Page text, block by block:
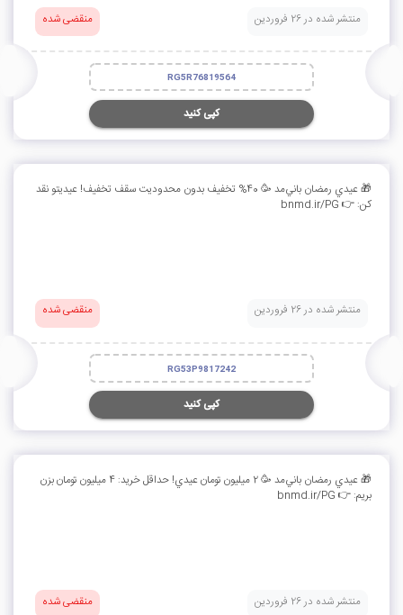
منتشر شده در 26 فروردین منقضی شده
RG5R76819564
کپی کنید
🎁 عيدي رمضان باني‌مد 🥳 40% تخفيف بدون محدوديت سقف تخفيف! عيديتو نقد
كن: 👉 bnmd.ir/PG
منتشر شده در 26 فروردین منقضی شده
RG53P9817242
کپی کنید
🎁 عيدي رمضان باني‌مد 🥳 2 ميليون تومان عيدي! حداقل خريد: 4 ميليون تومان بزن
بريم: 👉 bnmd.ir/PG
منتشر شده در 26 فروردین منقضی شده